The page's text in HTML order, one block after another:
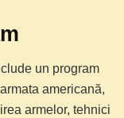
un program
americană,
armelor, tehnici